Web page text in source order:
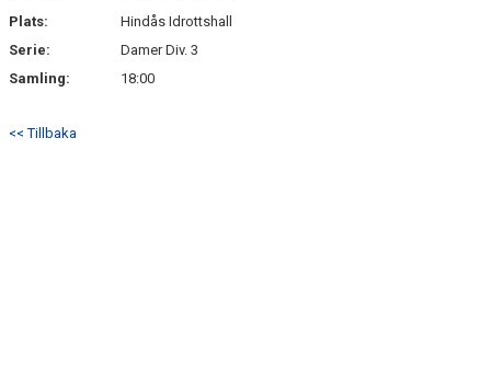
Plats:
Hindås Idrottshall
Serie:
Damer Div. 3
Samling:
18:00
<< Tillbaka